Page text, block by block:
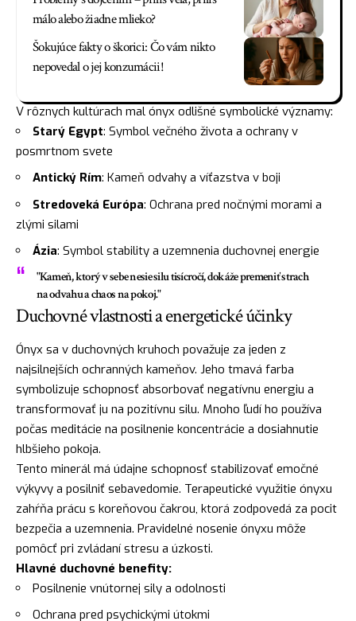
málo alebo žiadne mlieko?
Šokujúce fakty o škorici: Čo vám nikto
nepovedal o jej konzumácii!
V rôznych kultúrach mal ónyx odlišné symbolické významy:
Starý Egypt: Symbol večného života a ochrany v
posmrtnom svete
Antický Rím: Kameň odvahy a víťazstva v boji
Stredoveká Európa: Ochrana pred nočnými morami a
zlými silami
Ázia: Symbol stability a uzemnenia duchovnej energie
"Kameň, ktorý v sebe nesie silu tisícročí, dokáže premeniť strach
na odvahu a chaos na pokoj."
Duchovné vlastnosti a energetické účinky
Ónyx sa v duchovných kruhoch považuje za jeden z
najsilnejších ochranných kameňov. Jeho tmavá farba
symbolizuje schopnosť absorbovať negatívnu energiu a
transformovať ju na pozitívnu silu. Mnoho ľudí ho používa
počas meditácie na posilnenie koncentrácie a dosiahnutie
hlbšieho pokoja.
Tento minerál má údajne schopnosť stabilizovať emočné
výkyvy a posilniť sebavedomie. Terapeutické využitie ónyxu
zahŕňa prácu s koreňovou čakrou, ktorá zodpovedá za pocit
bezpečia a uzemnenia. Pravidelné nosenie ónyxu môže
pomôcť pri zvládaní stresu a úzkosti.
Hlavné duchovné benefity:
Posilnenie vnútornej sily a odolnosti
Ochrana pred psychickými útokmi